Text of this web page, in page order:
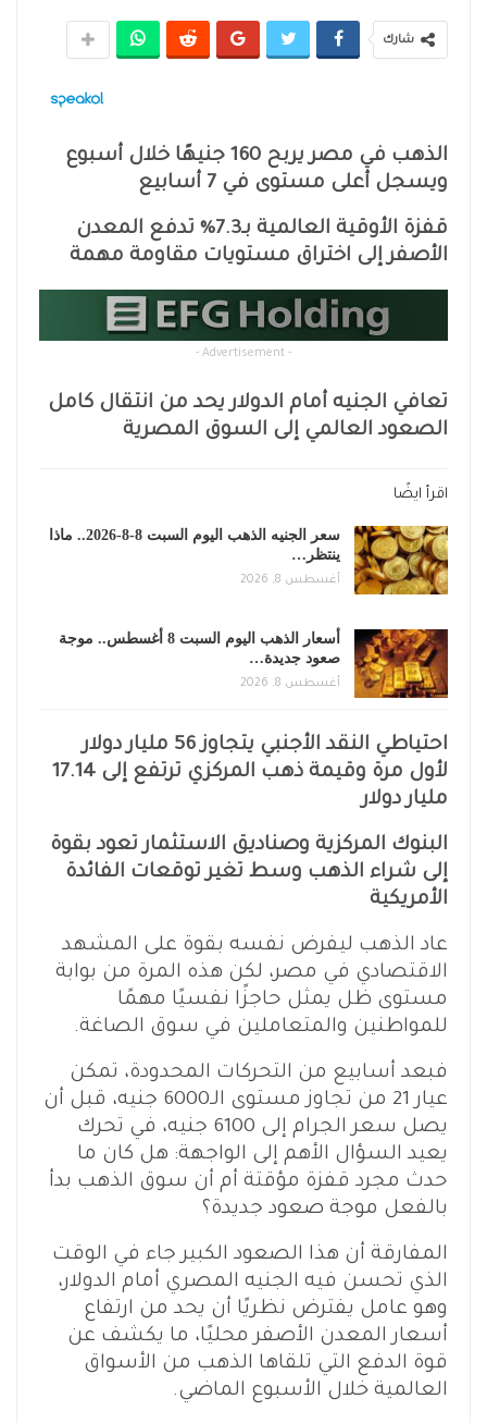
شارك
الذهب في مصر يربح 160 جنيهًا خلال أسبوع
ويسجل أعلى مستوى في 7 أسابيع
قفزة الأوقية العالمية بـ7.3% تدفع المعدن
الأصفر إلى اختراق مستويات مقاومة مهمة
- Advertisement -
تعافي الجنيه أمام الدولار يحد من انتقال كامل
الصعود العالمي إلى السوق المصرية
اقرأ ايضًا
سعر الجنيه الذهب اليوم السبت 8-8-2026.. ماذا
ينتظر…
أغسطس 8, 2026
أسعار الذهب اليوم السبت 8 أغسطس.. موجة
صعود جديدة…
أغسطس 8, 2026
احتياطي النقد الأجنبي يتجاوز 56 مليار دولار
لأول مرة وقيمة ذهب المركزي ترتفع إلى 17.14
مليار دولار
البنوك المركزية وصناديق الاستثمار تعود بقوة
إلى شراء الذهب وسط تغير توقعات الفائدة
الأمريكية
عاد الذهب ليفرض نفسه بقوة على المشهد
الاقتصادي في مصر، لكن هذه المرة من بوابة
مستوى ظل يمثل حاجزًا نفسيًا مهمًا
للمواطنين والمتعاملين في سوق الصاغة.
فبعد أسابيع من التحركات المحدودة، تمكن
عيار 21 من تجاوز مستوى الـ6000 جنيه، قبل أن
يصل سعر الجرام إلى 6100 جنيه، في تحرك
يعيد السؤال الأهم إلى الواجهة: هل كان ما
حدث مجرد قفزة مؤقتة أم أن سوق الذهب بدأ
بالفعل موجة صعود جديدة؟
المفارقة أن هذا الصعود الكبير جاء في الوقت
الذي تحسن فيه الجنيه المصري أمام الدولار،
وهو عامل يفترض نظريًا أن يحد من ارتفاع
أسعار المعدن الأصفر محليًا، ما يكشف عن
قوة الدفع التي تلقاها الذهب من الأسواق
العالمية خلال الأسبوع الماضي.